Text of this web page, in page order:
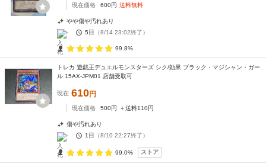
現在価格 600円 送料無料
やや傷や汚れあり
-
5日 （8/14 23:02終了）
99.8%
トレカ 遊戯王デュエルモンスターズ シク/効果 ブラック・マジシャン・ガー
ル 15AX-JPM01 店舗受取可
現在 610円
現在価格 500円 ＋送料110円
傷や汚れあり
-
1日 （8/10 22:27終了）
99.0% ストア